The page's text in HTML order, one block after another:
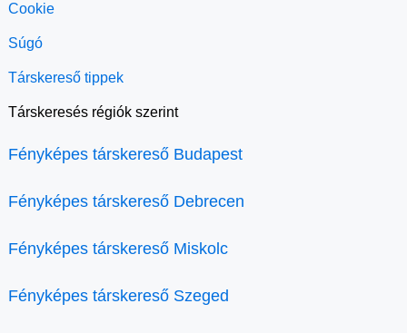
Cookie
Súgó
Társkereső tippek
Társkeresés régiók szerint
Fényképes társkereső Budapest
Fényképes társkereső Debrecen
Fényképes társkereső Miskolc
Fényképes társkereső Szeged